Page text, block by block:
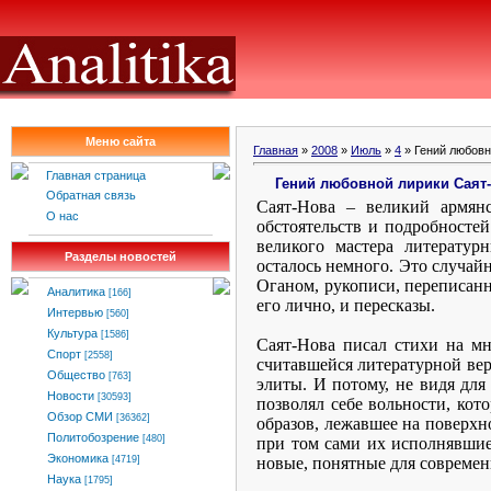
Меню сайта
Главная страница
Обратная связь
О нас
Разделы новостей
Аналитика [166]
Интервью [560]
Культура [1586]
Спорт [2558]
Общество [763]
Новости [30593]
Обзор СМИ [36362]
Политобозрение [480]
Экономика [4719]
Наука [1795]
Главная » 2008 » Июль » 4 » Гений
Гений любовной лирики
Саят-Нова – великий
обстоятельств и
великого мастера
осталось немного. Это
Оганом, рукописи,
его лично, и пересказы.
Саят-Нова писал стихи на
считавшейся литературной
элиты. И потому, не видя для
позволял себе вольности,
образов, лежавшее на
при том сами их
новые, понятные для